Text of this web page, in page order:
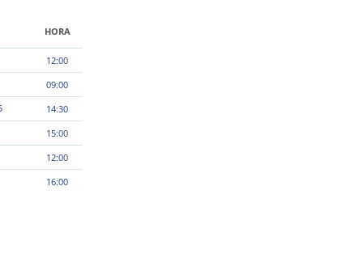
HORA
12:00
09:00
14:30
15:00
12:00
16:00